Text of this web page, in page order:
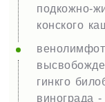
подкожно-
конского
гинкго
винограда -